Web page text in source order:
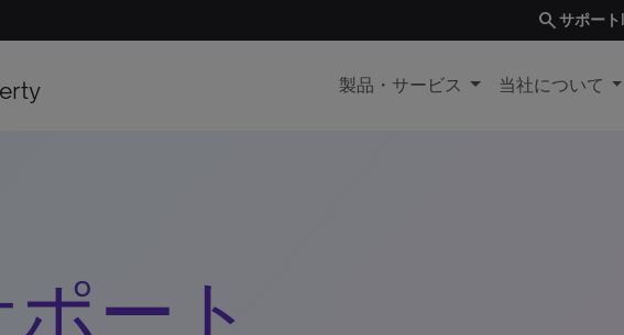
searchサポート
製品・サービス 当社について
ート